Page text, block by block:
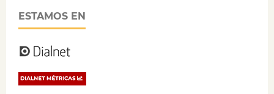
ESTAMOS EN